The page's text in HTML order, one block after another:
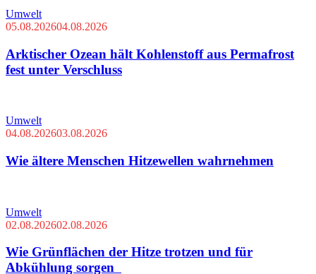
Umwelt
05.08.202604.08.2026
Arktischer Ozean hält Kohlenstoff aus Permafrost
fest unter Verschluss
Umwelt
04.08.202603.08.2026
Wie ältere Menschen Hitzewellen wahrnehmen
Umwelt
02.08.202602.08.2026
Wie Grünflächen der Hitze trotzen und für
Abkühlung sorgen